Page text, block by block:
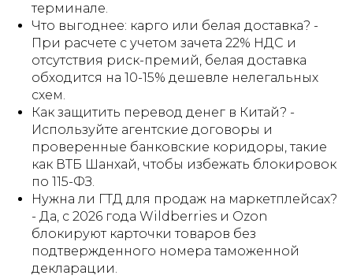
терминале.
Что выгоднее: карго или белая доставка? -
При расчете с учетом зачета 22% НДС и
отсутствия риск-премий, белая доставка
обходится на 10-15% дешевле нелегальных
схем.
Как защитить перевод денег в Китай? -
Используйте агентские договоры и
проверенные банковские коридоры, такие
как ВТБ Шанхай, чтобы избежать блокировок
по 115-ФЗ.
Нужна ли ГТД для продаж на маркетплейсах?
- Да, с 2026 года Wildberries и Ozon
блокируют карточки товаров без
подтвержденного номера таможенной
декларации.